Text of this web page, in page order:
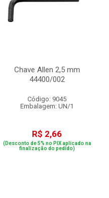
Chave Allen 2,5 mm
44400/002
Código: 9045
Embalagem: UN/1
R$ 2,66
(Desconto de 5% no PIX aplicado na
finalização do pedido)